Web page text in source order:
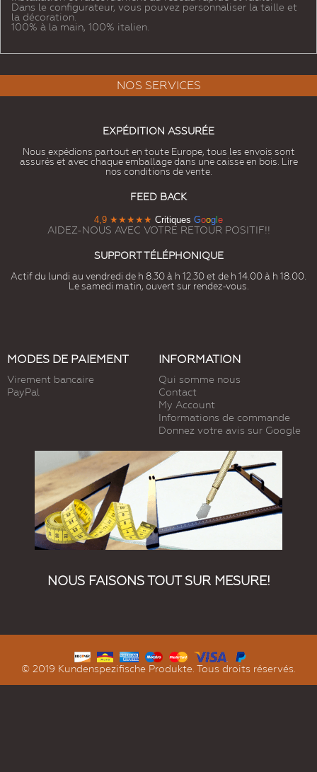
Dans le configurateur, vous pouvez personnaliser la taille et
la décoration.
100% à la main, 100% italien.
NOS SERVICES
EXPÉDITION ASSURÉE
Nous expédions partout en toute Europe, tous les envois sont
assurés et avec chaque emballage dans une caisse en bois. Lire
nos conditions de vente.
FEED BACK
4,9 ★★★★★ Critiques Goog e
AIDEZ-NOUS AVEC VOTRE RETOUR POSITIF!!
SUPPORT TÉLÉPHONIQUE
Actif du lundi au vendredi de h 8.30 à h 12.30 et de h 14.00 à h 18.00.
Le samedi matin, ouvert sur rendez-vous.
MODES DE PAIEMENT
Virement bancaire
PayPal
INFORMATION
Qui somme nous
Contact
My Account
Informations de commande
Donnez votre avis sur Google
NOUS FAISONS TOUT SUR MESURE!
© 2019 Kundenspezifische Produkte. Tous droits réservés.